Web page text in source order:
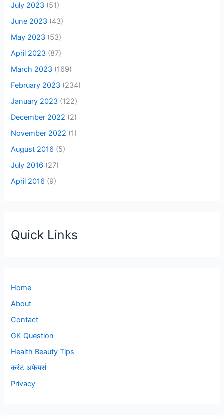
July 2023 (51)
June 2023 (43)
May 2023 (53)
April 2023 (87)
March 2023 (169)
February 2023 (234)
January 2023 (122)
December 2022 (2)
November 2022 (1)
August 2016 (5)
July 2016 (27)
April 2016 (9)
Quick Links
Home
About
Contact
GK Question
Health Beauty Tips
करंट अफेयर्स
Privacy